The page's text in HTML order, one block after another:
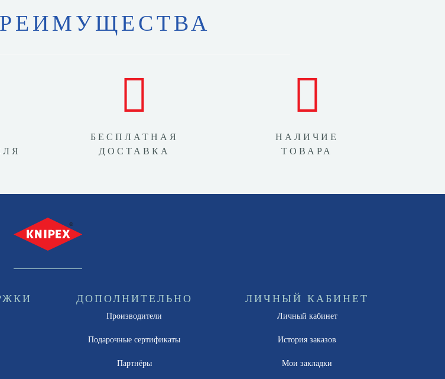
БЕСПЛАТНАЯ
ДОСТАВКА
НАЛИЧИЕ
ТОВАРА
ДОПОЛНИТЕЛЬНО
Производители
Подарочные сертификаты
Партнёры
ЛИЧНЫЙ КАБИНЕТ
Личный кабинет
История заказов
Мои закладки